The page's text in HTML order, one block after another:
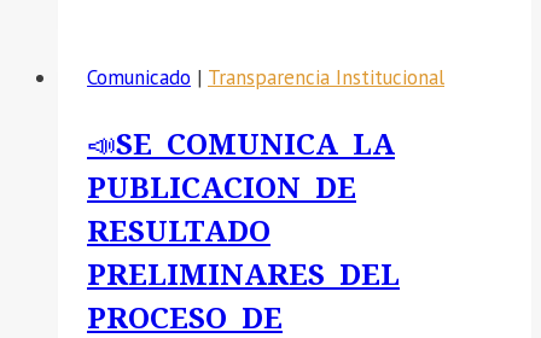
Comunicado | Transparencia Institucional
📣SE COMUNICA LA
PUBLICACION DE
RESULTADO
PRELIMINARES DEL
PROCESO DE